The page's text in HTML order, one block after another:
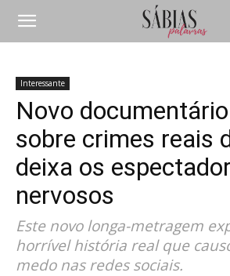
Interessante
Novo
sobre crimes reais
deixa os
nervosos
Este novo longa-metragem
horrível história real que
medo nas redes sociais.